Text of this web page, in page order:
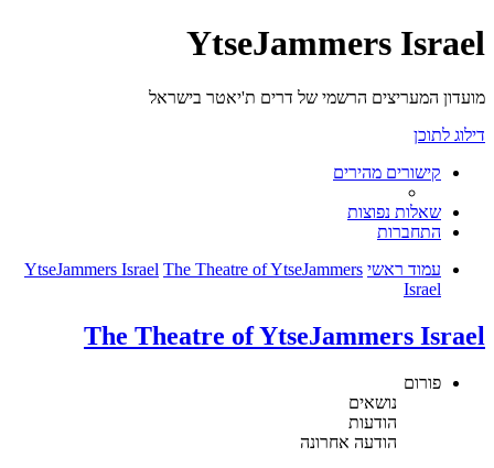
YtseJammers Israel
מועדון המעריצים הרשמי של דרים ת'יאטר בישראל
דילוג לתוכן
קישורים מהירים
שאלות נפוצות
התחברות
עמוד ראשי
YtseJammers Israel The Theatre of YtseJammers
Israel
The Theatre of YtseJammers Israel
פורום
נושאים
הודעות
הודעה אחרונה